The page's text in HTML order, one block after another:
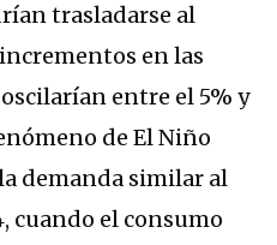
trasladarse al
en las
entre el 5% y
de El Niño
demanda similar al
cuando el consumo